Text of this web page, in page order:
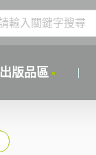
出版品區